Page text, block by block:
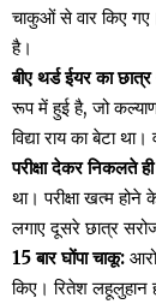
चाकुओं से वार किए
है।
बीए थर्ड ईयर का
रूप में हुई है, जो
विद्या राय का बेटा
परीक्षा देकर निकलते
था। परीक्षा खत्म
लगाए दूसरे छात्र
15 बार घोंपा चाकू:
किए। रितेश लहूलुहान